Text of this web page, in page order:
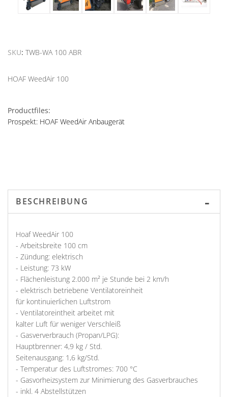
SKU TWB-WA 100 ABR
HOAF WeedAir 100
Productfiles:
Prospekt: HOAF WeedAir Anbaugerät
BESCHREIBUNG
Hoaf WeedAir 100
- Arbeitsbreite 100 cm
- Zündung: elektrisch
- Leistung: 73 kW
- Flächenleistung 2.000 m² je Stunde bei 2 km/h
- elektrisch betriebene Ventilatoreinheit
für kontinuierlichen Luftstrom
- Ventilatoreintheit arbeitet mit
kalter Luft für weniger Verschleiß
- Gasververbrauch (Propan/LPG):
Hauptbrenner: 4,9 kg / Std.
Seitenausgang: 1,6 kg/Std.
- Temperatur des Luftstromes: 700 °C
- Gasvorheizsystem zur Minimierung des Gasverbrauches
- inkl. 4 Abstellstützen